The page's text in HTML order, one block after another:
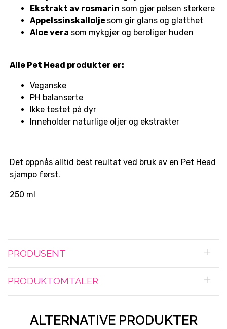
Ekstrakt av rosmarin som gjør pelsen sterkere
Appelssinskallolje som gir glans og glatthet
Aloe vera som mykgjør og beroliger huden
Alle Pet Head produkter er:
Veganske
PH balanserte
Ikke testet på dyr
Inneholder naturlige oljer og ekstrakter
Det oppnås alltid best reultat ved bruk av en Pet Head
sjampo først.
250 ml
PRODUSENT
PRODUKTOMTALER
ALTERNATIVE PRODUKTER